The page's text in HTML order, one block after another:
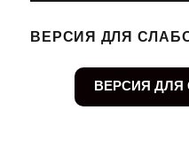
ВЕРСИЯ ДЛЯ
ВЕРСИЯ